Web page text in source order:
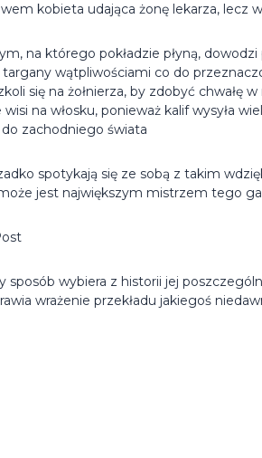
kobieta udająca żonę lekarza, lecz
na którego pokładzie płyną,
wątpliwościami co do
się na żołnierza, by zdobyć chwałę
wisi na włosku, ponieważ kalif wysyła
zachodniego świata
spotykają się ze sobą z takim
jest największym mistrzem tego
sposób wybiera z historii jej
wrażenie przekładu jakiegoś